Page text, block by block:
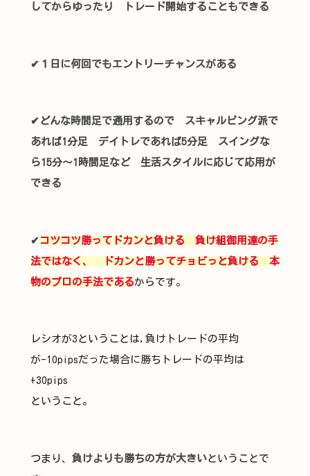
してからゆったり トレード開始することもできる
✔１日に何回でもエントリーチャンスがある
✔どんな時間足で通用するので スキャルピング派で
あれば1分足 デイトレであれば5分足 スイングな
ら15分～1時間足など 生活スタイルに応じて応用が
できる
✔ コツコツ勝ってドカンと負ける 負け組御用達の手
法ではなく、 ドカンと勝ってチョビっと負ける 本
物のプロの手法であるからです。
レシオが3ということは,負けトレードの平均
が-10pipsだった場合に勝ちトレードの平均は
+30pips
ということ。
つまり、 負けよりも勝ちの方が大きいということで